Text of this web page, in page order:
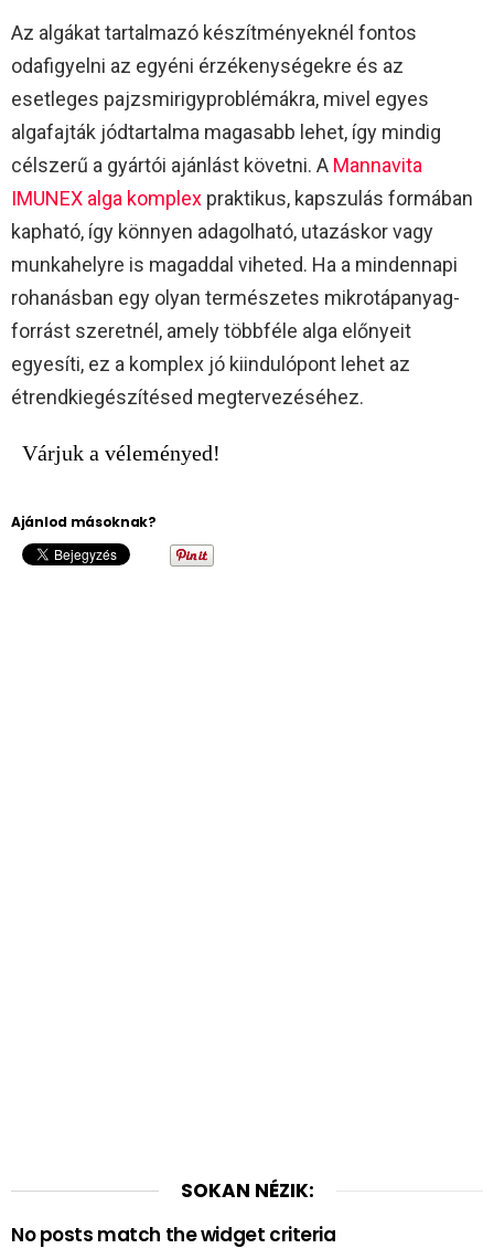
Az algákat tartalmazó készítményeknél fontos
odafigyelni az egyéni érzékenységekre és az
esetleges pajzsmirigyproblémákra, mivel egyes
algafajták jódtartalma magasabb lehet, így mindig
célszerű a gyártói ajánlást követni. A Mannavita
IMUNEX alga komplex praktikus, kapszulás formában
kapható, így könnyen adagolható, utazáskor vagy
munkahelyre is magaddal viheted. Ha a mindennapi
rohanásban egy olyan természetes mikrotápanyag-
forrást szeretnél, amely többféle alga előnyeit
egyesíti, ez a komplex jó kiindulópont lehet az
étrendkiegészítésed megtervezéséhez.​
Várjuk a véleményed!
Ajánlod másoknak?
SOKAN NÉZIK:
No posts match the widget criteria